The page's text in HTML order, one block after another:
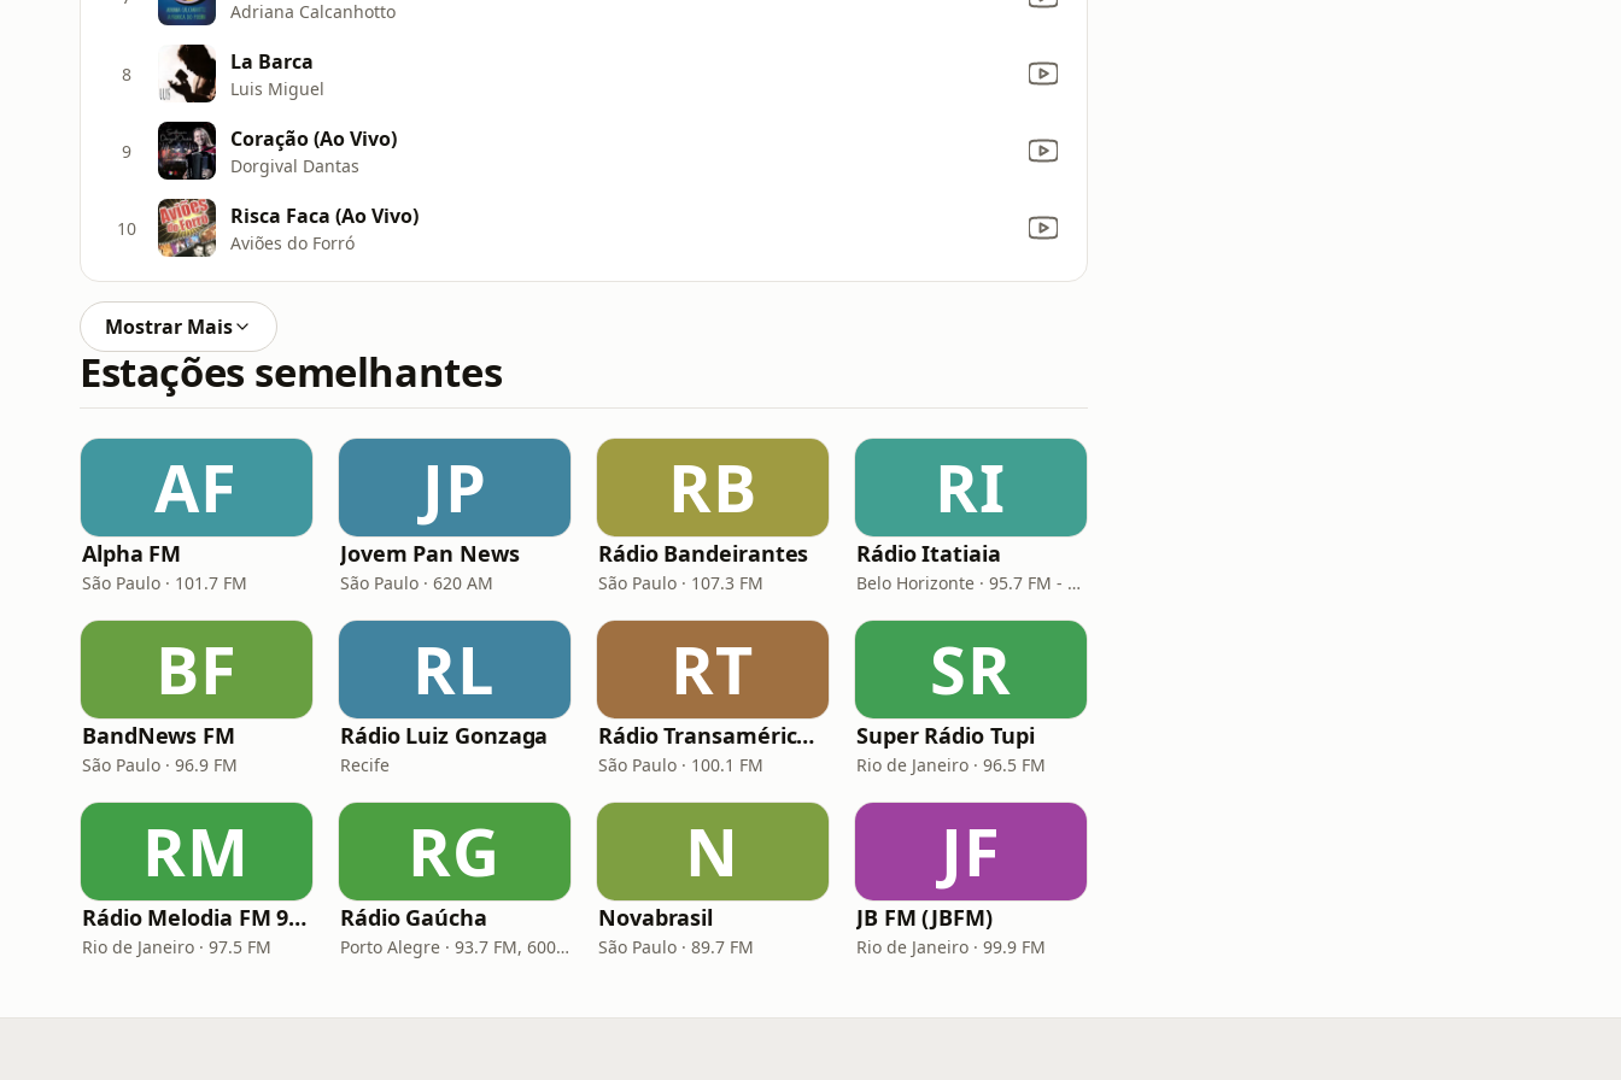
Adriana Calcanhotto
8 La Barca
Luis Miguel
9 Coração (Ao Vivo)
Dorgival Dantas
10 Risca Faca (Ao Vivo)
Aviões do Forró
Mostrar Mais
Estações semelhantes
AF
Alpha FM
São Paulo · 101.7 FM
JP
Jovem Pan News
São Paulo · 620 AM
RB
Rádio Bandeirantes
São Paulo · 107.3 FM
RI
Rádio Itatiaia
Belo Horizonte · 95.7 FM - 610 AM
BF
BandNews FM
São Paulo · 96.9 FM
RL
Rádio Luiz Gonzaga
Recife
RT
Rádio Transamérica (TMC)
São Paulo · 100.1 FM
SR
Super Rádio Tupi
Rio de Janeiro · 96.5 FM
RM
Rádio Melodia FM 97,5
Rio de Janeiro · 97.5 FM
RG
Rádio Gaúcha
Porto Alegre · 93.7 FM, 600 AM
N
Novabrasil
São Paulo · 89.7 FM
JF
JB FM (JBFM)
Rio de Janeiro · 99.9 FM